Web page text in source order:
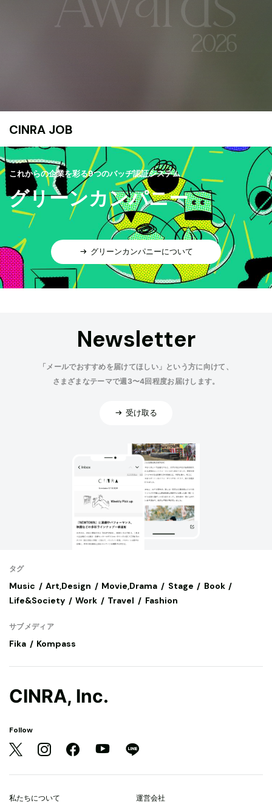
CINRA JOB
これからの企業を彩る9つのバッヂ認証システム
グリーンカンパニー
グリーンカンパニーについて
Newsletter
「メールでおすすめを届けてほしい」という方に向けて、
さまざまなテーマで週3〜4回程度お届けします。
受け取る
タグ
Music Art,Design Movie,Drama Stage
Book
Life&Society
Work Travel Fashion
サブメディア
Fika Kompass
CINRA, Inc.
Follow
私たちについて 運営会社